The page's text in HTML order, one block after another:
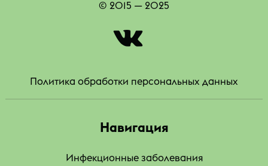
© 2015 — 2025
|
Политика обработки персональных данных
Навигация
Инфекционные заболевания